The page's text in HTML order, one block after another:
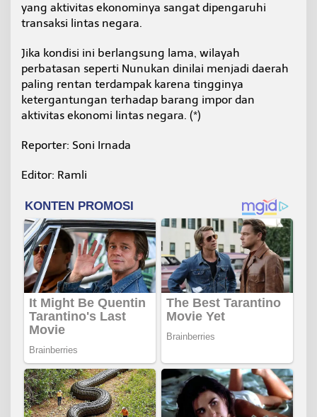
yang aktivitas ekonominya sangat dipengaruhi
transaksi lintas negara.
Jika kondisi ini berlangsung lama, wilayah
perbatasan seperti Nunukan dinilai menjadi daerah
paling rentan terdampak karena tingginya
ketergantungan terhadap barang impor dan
aktivitas ekonomi lintas negara. (*)
Reporter: Soni Irnada
Editor: Ramli